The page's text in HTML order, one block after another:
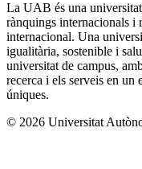
La UAB és una
rànquings internacionals i
internacional. Una
igualitària, sostenible i
universitat de campus,
recerca i els serveis en
úniques.
© 2026 Universitat